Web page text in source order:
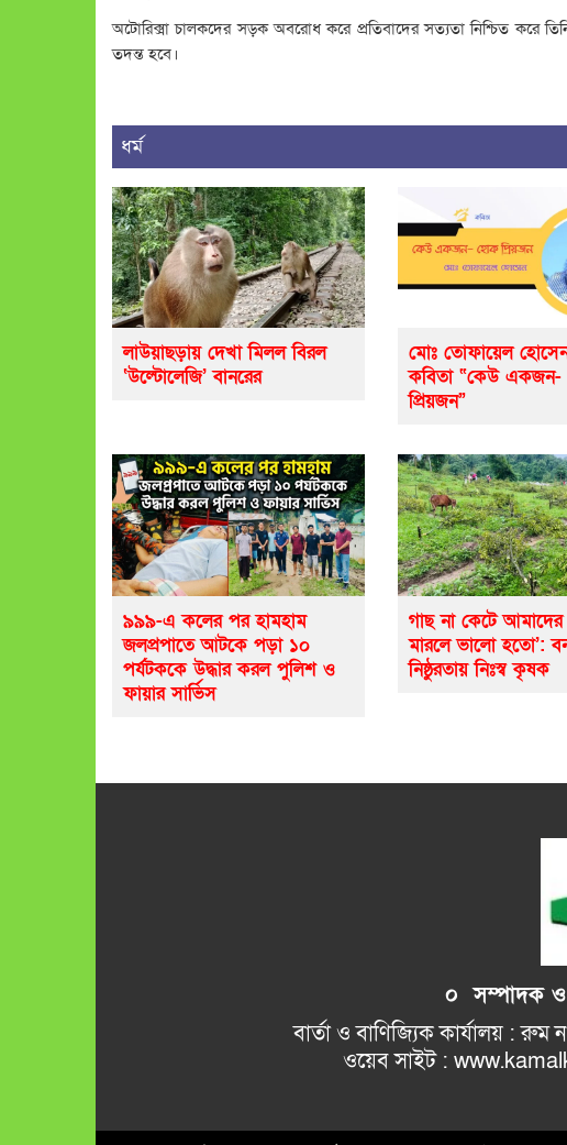
অটোরিক্সা চালকদের সড়ক অবরোধ করে প্রতিবাদের সত্যতা নিশ্চিত করে
তদন্ত হবে।
ধর্ম
লাউয়াছড়ায় দেখা মিলল বিরল
‘উল্টোলেজি’ বানরের
মোঃ তোফায়েল
কবিতা “কেউ
প্রিয়জন”
৯৯৯-এ কলের পর হামহাম
জলপ্রপাতে আটকে পড়া ১০
পর্যটককে উদ্ধার করল পুলিশ ও
ফায়ার সার্ভিস
গাছ না কেটে
মারলে ভালো হতো’:
নিষ্ঠুরতায় নিঃস্ব কৃষক
০ সম্পাদক ও
বার্তা ও বাণিজ্যিক কার্যালয় : রুম
ওয়েব সাইট :